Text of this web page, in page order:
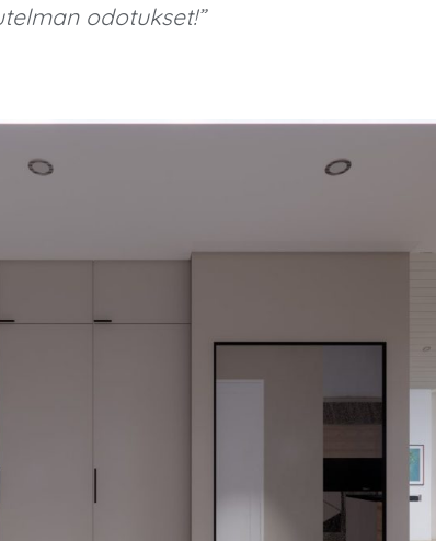
odotukset!”